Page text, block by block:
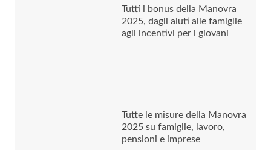
Tutti i bonus della Manovra
2025, dagli aiuti alle famiglie
agli incentivi per i giovani
Tutte le misure della Manovra
2025 su famiglie, lavoro,
pensioni e imprese